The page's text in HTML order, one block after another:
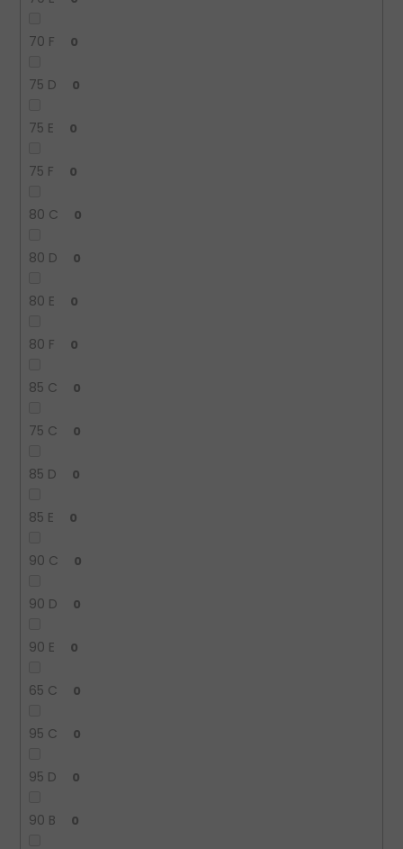
70 F 0
75 D 0
75 E 0
75 F 0
80 C 0
80 D 0
80 E 0
80 F 0
85 C 0
75 C 0
85 D 0
85 E 0
90 C 0
90 D 0
90 E 0
65 C 0
95 C 0
95 D 0
90 B 0